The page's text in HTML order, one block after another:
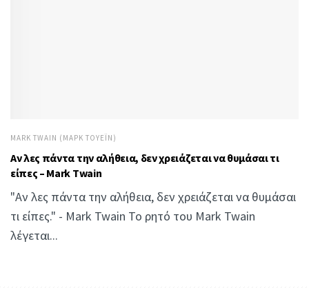
MARK TWAIN (ΜΑΡΚ ΤΟΥΈΙΝ)
Αν λες πάντα την αλήθεια, δεν χρειάζεται να θυμάσαι τι
είπες – Mark Twain
"Αν λες πάντα την αλήθεια, δεν χρειάζεται να θυμάσαι
τι είπες." - Mark Twain Το ρητό του Mark Twain
λέγεται...